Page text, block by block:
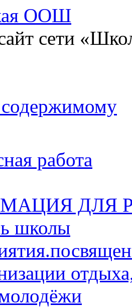
ООШ
сети
работа
ДЛЯ
школы